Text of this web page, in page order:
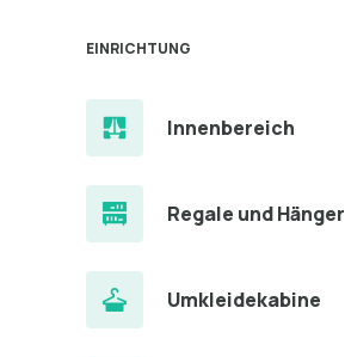
EINRICHTUNG
Innenbereich
Regale und Hänger
Umkleidekabine